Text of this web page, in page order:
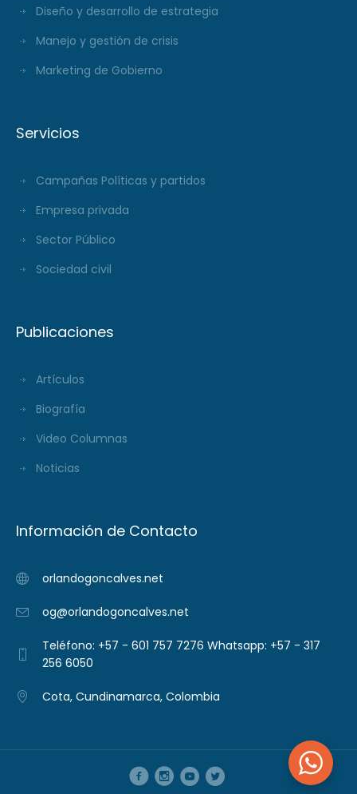
Diseño y desarrollo de estrategia
Manejo y gestión de crisis
Marketing de Gobierno
Servicios
Campañas Políticas y partidos
Empresa privada
Sector Público
Sociedad civil
Publicaciones
Artículos
Biografía
Video Columnas
Noticias
Información de Contacto
orlandogoncalves.net
og@orlandogoncalves.net
Teléfono: +57 - 601 757 7276 Whatsapp: +57 - 317
256 6050
Cota, Cundinamarca, Colombia